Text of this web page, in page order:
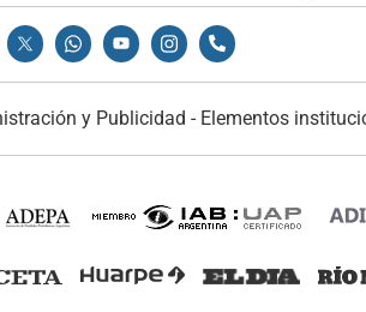
y Publicidad - Elementos